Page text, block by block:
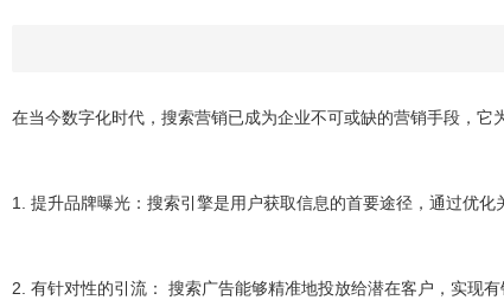
在当今数字化时代， 搜索营销已成为企业不可或缺的营销手段，它
1. 提升品牌曝光：搜索引擎是用户获取信息的首要途径，通过优
2. 有针对性的引流： 搜索广告能够精准地投放给潜在客户，实现